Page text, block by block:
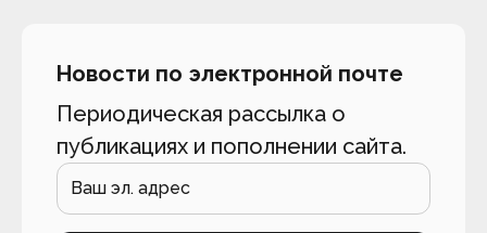
Новости по электронной почте
Периодическая рассылка о
публикациях и пополнении сайта.